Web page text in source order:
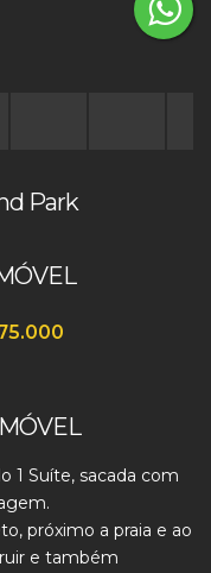
Park
1 Suíte, sacada com
próximo a praia e ao
e também